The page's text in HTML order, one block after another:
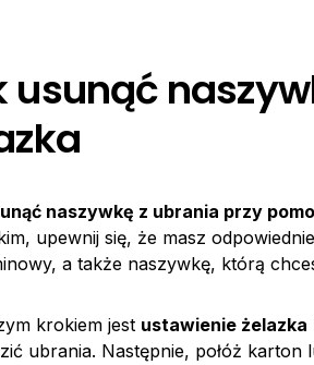
usunąć
naszywkę z ubrania przy
upewnij się, że masz
a także naszywkę, którą
krokiem jest ustawienie żelazka
ubrania. Następnie, połóż